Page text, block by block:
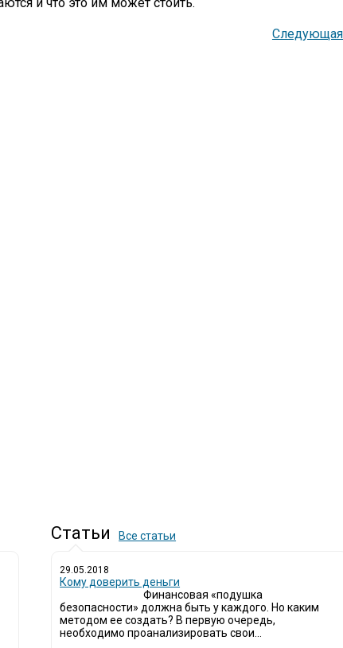
Следующая
Статьи Все статьи
29.05.2018
Кому доверить деньги
Финансовая «подушка
безопасности» должна быть у каждого. Но каким
методом ее создать? В первую очередь,
необходимо проанализировать свои...